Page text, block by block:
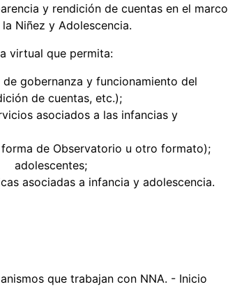
y rendición de cuentas en el marco
Niñez y Adolescencia.
virtual que permita:
gobernanza y funcionamiento del
de cuentas, etc.);
asociados a las infancias y
de Observatorio u otro formato);
adolescentes;
asociadas a infancia y adolescencia.
que trabajan con NNA. - Inicio